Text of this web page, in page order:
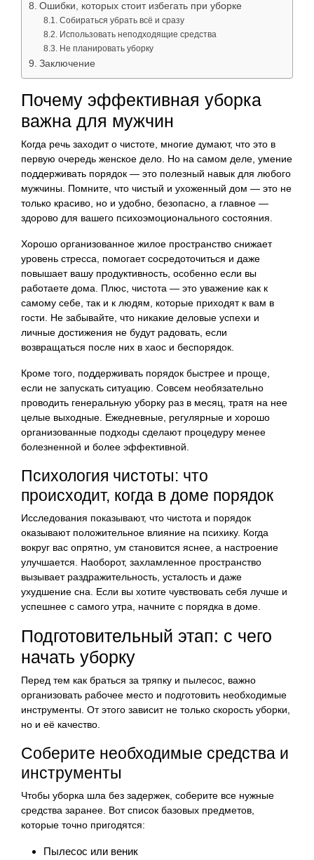
Ошибки, которых стоит избегать при уборке
Собираться убрать всё и сразу
Использовать неподходящие средства
Не планировать уборку
Заключение
Почему эффективная уборка
важна для мужчин
Когда речь заходит о чистоте, многие думают, что это в
первую очередь женское дело. Но на самом деле, умение
поддерживать порядок — это полезный навык для любого
мужчины. Помните, что чистый и ухоженный дом — это не
только красиво, но и удобно, безопасно, а главное —
здорово для вашего психоэмоционального состояния.
Хорошо организованное жилое пространство снижает
уровень стресса, помогает сосредоточиться и даже
повышает вашу продуктивность, особенно если вы
работаете дома. Плюс, чистота — это уважение как к
самому себе, так и к людям, которые приходят к вам в
гости. Не забывайте, что никакие деловые успехи и
личные достижения не будут радовать, если
возвращаться после них в хаос и беспорядок.
Кроме того, поддерживать порядок быстрее и проще,
если не запускать ситуацию. Совсем необязательно
проводить генеральную уборку раз в месяц, тратя на нее
целые выходные. Ежедневные, регулярные и хорошо
организованные подходы сделают процедуру менее
болезненной и более эффективной.
Психология чистоты: что
происходит, когда в доме порядок
Исследования показывают, что чистота и порядок
оказывают положительное влияние на психику. Когда
вокруг вас опрятно, ум становится яснее, а настроение
улучшается. Наоборот, захламленное пространство
вызывает раздражительность, усталость и даже
ухудшение сна. Если вы хотите чувствовать себя лучше и
успешнее с самого утра, начните с порядка в доме.
Подготовительный этап: с чего
начать уборку
Перед тем как браться за тряпку и пылесос, важно
организовать рабочее место и подготовить необходимые
инструменты. От этого зависит не только скорость уборки,
но и её качество.
Соберите необходимые средства и
инструменты
Чтобы уборка шла без задержек, соберите все нужные
средства заранее. Вот список базовых предметов,
которые точно пригодятся:
Пылесос или веник